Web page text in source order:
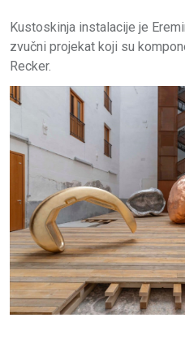
Kustoskinja instalacije je
zvučni projekat koji su
Recker.